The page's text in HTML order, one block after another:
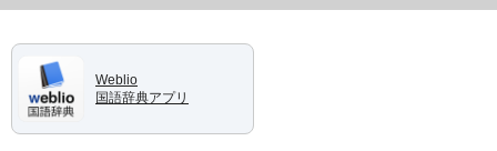
Weblio
国語辞典アプリ